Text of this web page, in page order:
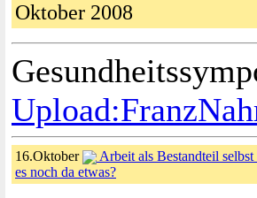
Oktober 2008
16.Oktober
Arbeit als Bestandteil
es noch da etwas?